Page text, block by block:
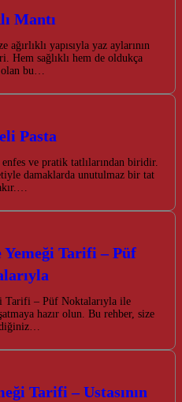
Mantı
yapısıyla yaz aylarının
Hem sağlıklı hem de oldukça
bu…
Pasta
ve pratik tatlılarından biridir.
damaklarda unutulmaz bir tat
Yemeği Tarifi – Püf
Tarifi – Püf Noktalarıyla ile
hazır olun. Bu rehber, size
Tarifi – Ustasının